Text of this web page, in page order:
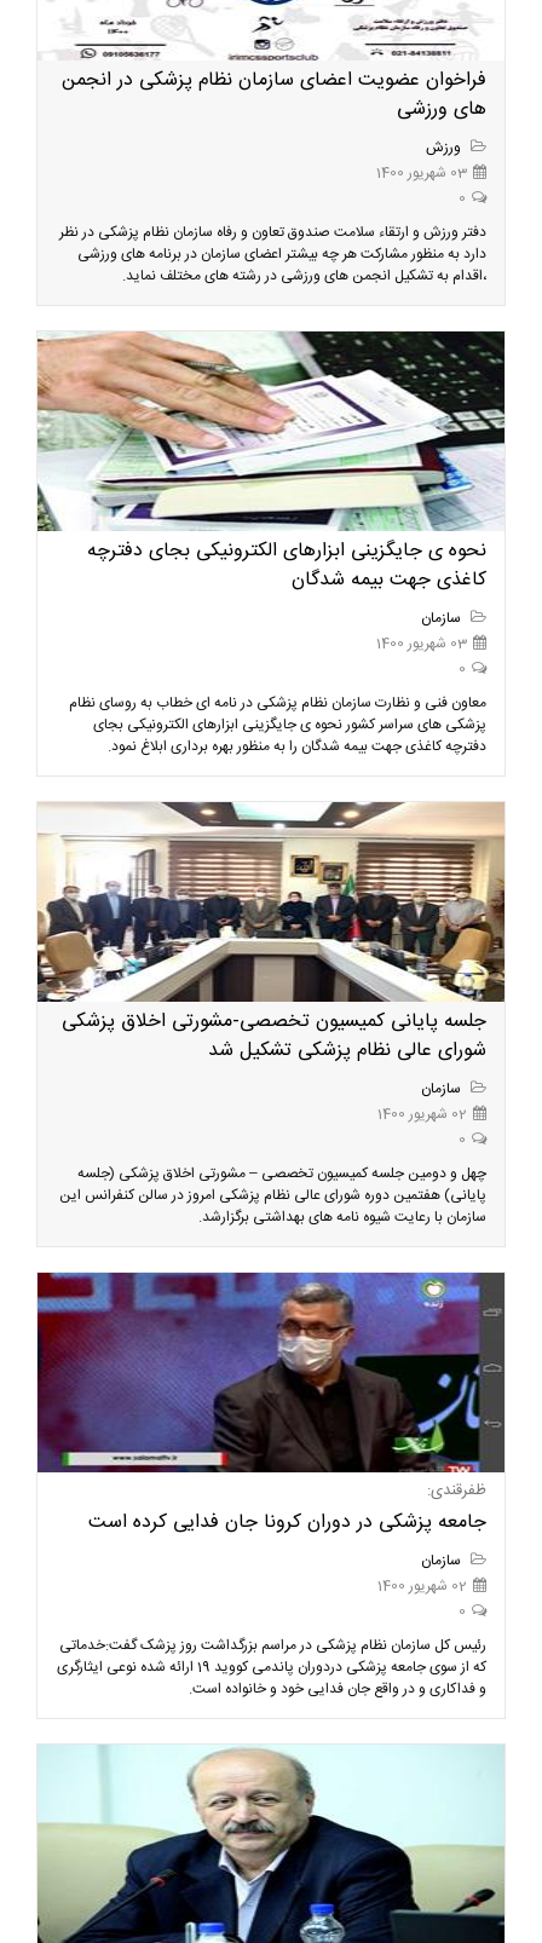
فراخوان عضویت اعضای سازمان نظام پزشکی در انجمن
های ورزشی
ورزش
03 شهریور 1400
0
دفتر ورزش و ارتقاء سلامت صندوق تعاون و رفاه سازمان نظام پزشکی در نظر
دارد به منظور مشارکت هر چه بیشتر اعضای سازمان در برنامه های ورزشی
،اقدام به تشکیل انجمن های ورزشی در رشته های مختلف نماید.
نحوه ی جایگزینی ابزارهای الکترونیکی بجای دفترچه
کاغذی جهت بیمه شدگان
سازمان
03 شهریور 1400
0
معاون فنی و نظارت سازمان نظام پزشکی در نامه ای خطاب به روسای نظام
پزشکی های سراسر کشور نحوه ی جایگزینی ابزارهای الکترونیکی بجای
دفترچه کاغذی جهت بیمه شدگان را به منظور بهره برداری ابلاغ نمود.
جلسه پایانی کمیسیون تخصصی-مشورتی اخلاق پزشکی
شورای عالی نظام پزشکی تشکیل شد
سازمان
02 شهریور 1400
0
چهل و دومین جلسه کمیسیون تخصصی – مشورتی اخلاق پزشکی (جلسه
پایانی) هفتمین دوره شورای عالی نظام پزشکی امروز در سالن کنفرانس این
سازمان با رعایت شیوه نامه های بهداشتی برگزارشد.
ظفرقندی:
جامعه پزشکی در دوران کرونا جان فدایی کرده است
سازمان
02 شهریور 1400
0
رئیس کل سازمان نظام پزشکی در مراسم بزرگداشت روز پزشک گفت:خدماتی
که از سوی جامعه پزشکی دردوران پاندمی کووید 19 ارائه شده نوعی ایثارگری
و فداکاری و در واقع جان فدایی خود و خانواده است.